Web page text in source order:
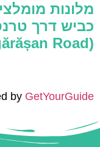
מלונות
כביש דרך
(Transfăgărășan Road)
by GetYourGuide